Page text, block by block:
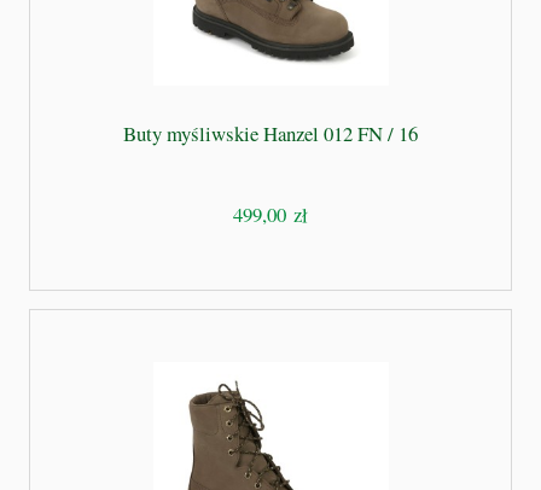
Buty myśliwskie Hanzel 012 FN / 16
499,00 zł